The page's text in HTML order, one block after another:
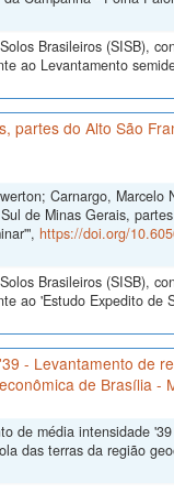
Brasileiros (SISB),
ao Levantamento
partes do Alto São
Carnargo, Marcelo
de Minas Gerais,
https://doi.org/
Brasileiros (SISB),
ao 'Estudo Expedito de
- Levantamento de
de Brasília -
de média intensidade
das terras da região